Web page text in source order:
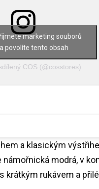
COS (@cosstores)
marketing souborů
povolíte tento obsah
a klasickým
modrá, v
krátkým rukávem a